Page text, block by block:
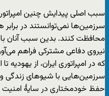
سبب اصلی پیدایش چنین
سرزمین‌ها نمی‌توانستند در
محافظت کنند. بدین سبب آنان
نیروی دفاعی مشترکی فراهم
که در امپراتوری ایران، از یهودیه
سرزمین‌هایی با شیو‌های زندگی
حفظ خودمختاری در سایۀ